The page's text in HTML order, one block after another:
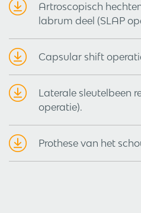
Artroscopisch
labrum deel (SLAP
Capsular shift
Laterale sleutelbeen
operatie).
Prothese van het